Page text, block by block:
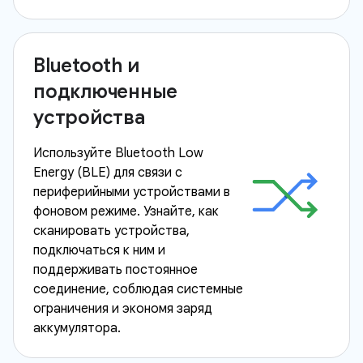
Bluetooth и
подключенные
устройства
Используйте Bluetooth Low
Energy (BLE) для связи с
периферийными устройствами в
фоновом режиме. Узнайте, как
сканировать устройства,
подключаться к ним и
поддерживать постоянное
соединение, соблюдая системные
ограничения и экономя заряд
аккумулятора.